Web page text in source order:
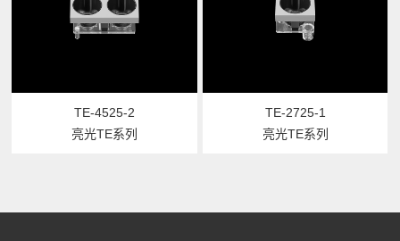
TE-4525-2
亮光TE系列
TE-2725-1
亮光TE系列